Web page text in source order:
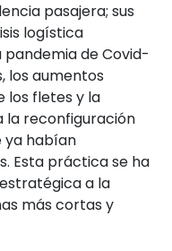
pasajera; sus
logística
de Covid-
los aumentos
los fletes y la
la reconfiguración
ya habían
Esta práctica se ha
a la
más cortas y